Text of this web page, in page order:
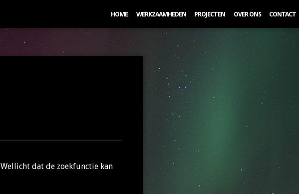
HOME WERKZAAMHEDEN PROJECTEN OVER ONS CONTACT
dat de zoekfunctie kan